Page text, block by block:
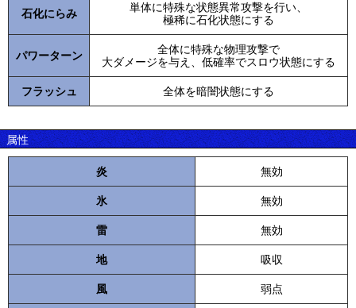
石化にらみ
単体に特殊な状態異常攻撃を行い、
極稀に石化状態にする
パワーターン
全体に特殊な物理攻撃で
大ダメージを与え、低確率でスロウ状態にする
フラッシュ 全体を暗闇状態にする
属性
炎 無効
氷 無効
雷 無効
地 吸収
風 弱点